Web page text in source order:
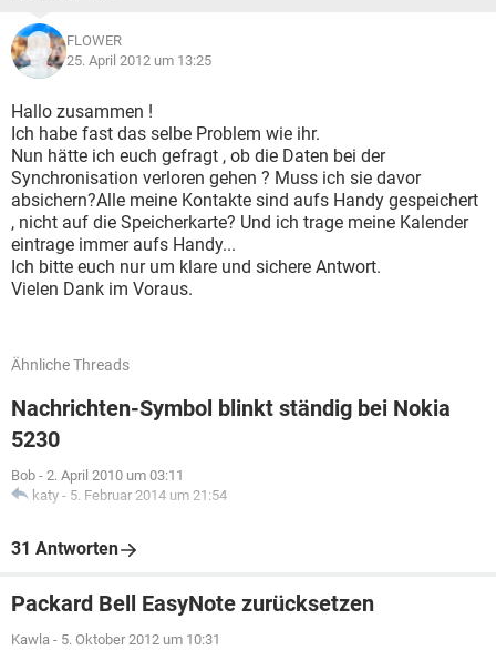
FLOWER
25. April 2012 um 13:25
Hallo zusammen !
Ich habe fast das selbe Problem wie ihr.
Nun hätte ich euch gefragt , ob die Daten bei der
Synchronisation verloren gehen ? Muss ich sie davor
absichern?Alle meine Kontakte sind aufs Handy gespeichert
, nicht auf die Speicherkarte? Und ich trage meine Kalender
eintrage immer aufs Handy...
Ich bitte euch nur um klare und sichere Antwort.
Vielen Dank im Voraus.
Ähnliche Threads
Nachrichten-Symbol blinkt ständig bei Nokia
5230
Bob - 2. April 2010 um 03:11
katy - 5. Februar 2014 um 21:54
31 Antworten
Packard Bell EasyNote zurücksetzen
Kawla - 5. Oktober 2012 um 10:31